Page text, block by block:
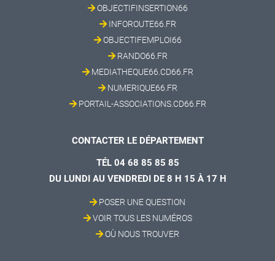
OBJECTIFINSERTION66
INFOROUTE66.FR
OBJECTIFEMPLOI66
RANDO66.FR
MEDIATHEQUE66.CD66.FR
NUMERIQUE66.FR
PORTAIL-ASSOCIATIONS.CD66.FR
CONTACTER LE DÉPARTEMENT
TÉL 04 68 85 85 85
DU LUNDI AU VENDREDI DE 8 H 15 À 17 H
POSER UNE QUESTION
VOIR TOUS LES NUMÉROS
OÙ NOUS TROUVER